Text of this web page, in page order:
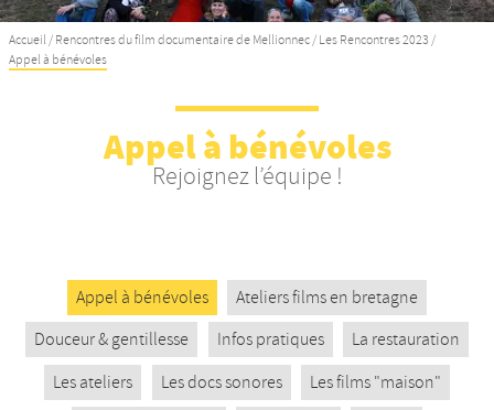
Se former
Nos productions et +
Accueil / Rencontres du film documentaire de Mellionnec / Les Rencontres 2023 /
Appel à bénévoles
Appel à bénévoles
Rejoignez l’équipe !
Appel à bénévoles
Ateliers films en bretagne
Douceur & gentillesse
Infos pratiques
La restauration
Les ateliers
Les docs sonores
Les films "maison"